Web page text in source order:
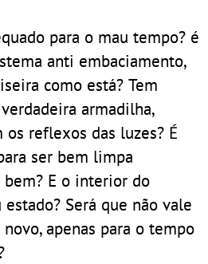
para o mau tempo? é
anti embaciamento,
como está? Tem
armadilha,
reflexos das luzes? É
ser bem limpa
bem? E o interior do
Será que não vale
apenas para o tempo